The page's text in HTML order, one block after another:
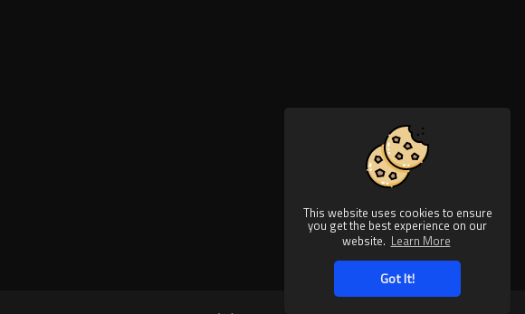
This website uses cookies to ensure
you get the best experience on our
website. Learn More
Got It!